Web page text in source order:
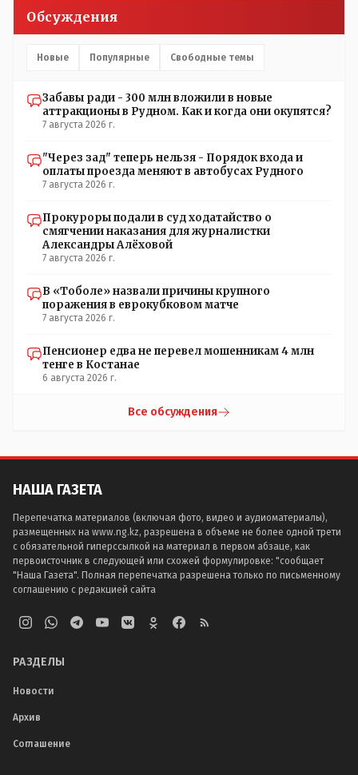
атракционов следует пригласить специалистов чтобы
они проверили тех. состояние аттракционов чтоб никто
подписями обычно это так следует и аким должен взять
надеяться что она к весне не провалится и не
поползёт....
Обсуждения
Новые Популярные Свободные темы
Забавы ради - 300 млн вложили в новые
аттракционы в Рудном. Как и когда они окупятся?
7 августа 2026 г.
"Через зад" теперь нельзя - Порядок входа и
оплаты проезда меняют в автобусах Рудного
7 августа 2026 г.
Прокуроры подали в суд ходатайство о
смягчении наказания для журналистки
Александры Алёховой
7 августа 2026 г.
В «Тоболе» назвали причины крупного
поражения в еврокубковом матче
7 августа 2026 г.
Пенсионер едва не перевел мошенникам 4 млн
тенге в Костанае
6 августа 2026 г.
Все обсуждения
НАША ГАЗЕТА
Перепечатка материалов (включая фото, видео и аудиоматериалы),
размещенных на www.ng.kz, разрешена в объеме не более одной трети
с обязательной гиперссылкой на материал в первом абзаце, как
первоисточник в следующей или схожей формулировке: "сообщает
"Наша Газета". Полная перепечатка разрешена только по письменному
соглашению с редакцией сайта
РАЗДЕЛЫ
Новости
Архив
Соглашение